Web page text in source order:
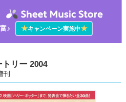
♪
★キャンペーン実施中★
リー 2004
刊